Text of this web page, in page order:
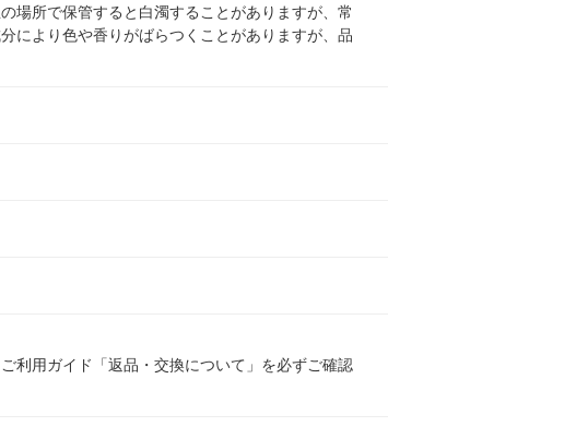
場所で保管すると白濁することがありますが、常
により色や香りがばらつくことがありますが、品
利用ガイド「返品・交換について」を必ずご確認